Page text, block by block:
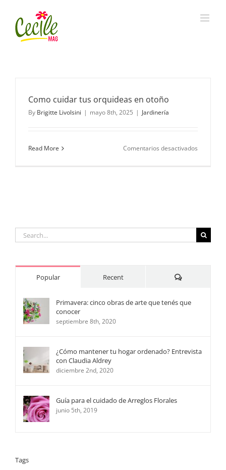
content
Como cuidar tus orquideas en otoño
By Brigitte Livolsini | mayo 8th, 2025 | Jardinería
Read More Comentarios desactivados
Search
for:
Popular Recent Comments
Primavera: cinco obras de arte que tenés que
conocer
septiembre 8th, 2020
¿Cómo mantener tu hogar ordenado? Entrevista
con Claudia Aldrey
diciembre 2nd, 2020
Guía para el cuidado de Arreglos Florales
junio 5th, 2019
Tags